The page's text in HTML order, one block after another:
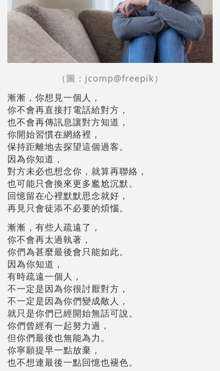
（圖：jcomp@freepik）
漸漸，你想見一個人，
你不會再直接打電話給對方，
也不會再傳訊息讓對方知道，
你開始習慣在網絡裡，
保持距離地去探望這個過客。
因為你知道，
對方未必也想念你，就算再聯絡，
也可能只會換來更多尷尬沉默。
回憶留在心裡默默思念就好，
再見只會徒添不必要的煩惱。
漸漸，有些人疏遠了，
你不會再太過執著，
你們為甚麼最後會只能如此。
因為你知道，
有時疏遠一個人，
不一定是因為你很討厭對方，
不一定是因為你們變成敵人，
就只是你們已經開始無話可說。
你們曾經有一起努力過，
但你們最後也無能為力。
你寧願提早一點放棄，
也不想連最後一點回憶也褪色。